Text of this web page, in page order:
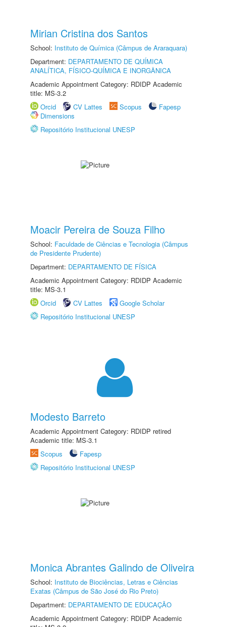
Mirian Cristina dos Santos
School: Instituto de Química (Câmpus de Araraquara)
Department: DEPARTAMENTO DE QUÍMICA
ANALÍTICA, FÍSICO-QUÍMICA E INORGÂNICA
Academic Appointment Category: RDIDP Academic
title: MS-3.2
Orcid
CV Lattes Scopus
Fapesp
Dimensions
Repositório Institucional UNESP
Moacir Pereira de Souza Filho
School: Faculdade de Ciências e Tecnologia (Câmpus
de Presidente Prudente)
Department: DEPARTAMENTO DE FÍSICA
Academic Appointment Category: RDIDP Academic
title: MS-3.1
Orcid
CV Lattes
Google Scholar
Repositório Institucional UNESP
Modesto Barreto
Academic Appointment Category: RDIDP retired
Academic title: MS-3.1
Scopus
Fapesp
Repositório Institucional UNESP
Monica Abrantes Galindo de Oliveira
School: Instituto de Biociências, Letras e Ciências
Exatas (Câmpus de São José do Rio Preto)
Department: DEPARTAMENTO DE EDUCAÇÃO
Academic Appointment Category: RDIDP Academic